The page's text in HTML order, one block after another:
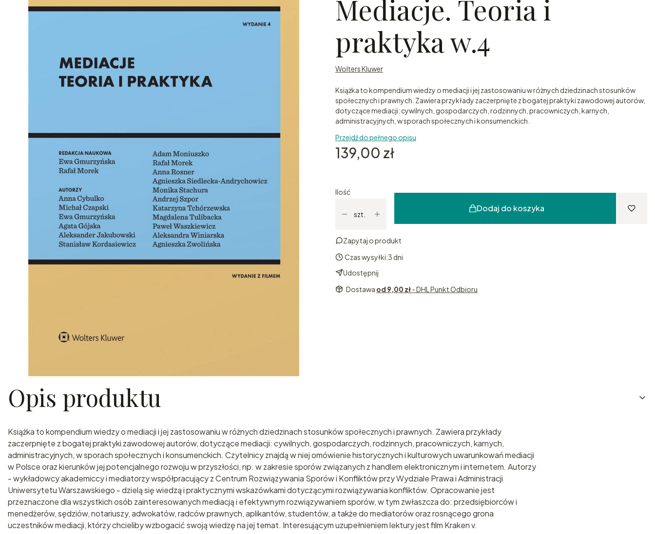
Mediacje. Teoria i
praktyka w.4
Wolters Kluwer
Książka to kompendium wiedzy o mediacji i jej zastosowaniu w różnych dziedzinach stosunków
społecznych i prawnych. Zawiera przykłady zaczerpnięte z bogatej praktyki zawodowej autorów,
dotyczące mediacji: cywilnych, gospodarczych, rodzinnych, pracowniczych, karnych,
administracyjnych, w sporach społecznych i konsumenckich.
Przejdź do pełnego opisu
Cena
139,00 zł
Ilość
szt.
Dodaj do koszyka
Zapytaj o produkt
Czas wysyłki:3 dni
Udostępnij
Dostawa od 9,00 zł- DHL Punkt Odbioru
Opis produktu
Książka to kompendium wiedzy o mediacji i jej zastosowaniu w różnych dziedzinach stosunków społecznych i prawnych. Zawiera przykłady
zaczerpnięte z bogatej praktyki zawodowej autorów, dotyczące mediacji: cywilnych, gospodarczych, rodzinnych, pracowniczych, karnych,
administracyjnych, w sporach społecznych i konsumenckich. Czytelnicy znajdą w niej omówienie historycznych i kulturowych uwarunkowań mediacji
w Polsce oraz kierunków jej potencjalnego rozwoju w przyszłości, np. w zakresie sporów związanych z handlem elektronicznym i internetem. Autorzy
- wykładowcy akademiccy i mediatorzy współpracujący z Centrum Rozwiązywania Sporów i Konfliktów przy Wydziale Prawa i Administracji
Uniwersytetu Warszawskiego - dzielą się wiedzą i praktycznymi wskazówkami dotyczącymi rozwiązywania konfliktów. Opracowanie jest
przeznaczone dla wszystkich osób zainteresowanych mediacją i efektywnym rozwiązywaniem sporów, w tym zwłaszcza do: przedsiębiorców i
menedżerów, sędziów, notariuszy, adwokatów, radców prawnych, aplikantów, studentów, a także do mediatorów oraz rosnącego grona
uczestników mediacji, którzy chcieliby wzbogacić swoją wiedzę na jej temat. Interesującym uzupełnieniem lektury jest film Kraken v.